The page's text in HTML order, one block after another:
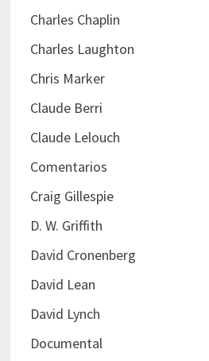
Charles Chaplin
Charles Laughton
Chris Marker
Claude Berri
Claude Lelouch
Comentarios
Craig Gillespie
D. W. Griffith
David Cronenberg
David Lean
David Lynch
Documental